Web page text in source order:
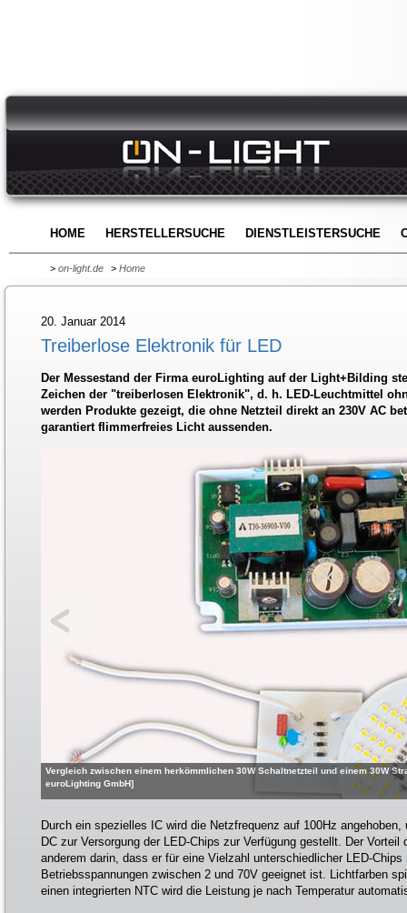
HOME HERSTELLERSUCHE DIENSTLEISTERSUCHE
> on-light.de > Home
20. Januar 2014
Treiberlose Elektronik für LED
Der Messestand der Firma euroLighting auf der Light+Bilding
Zeichen der "treiberlosen Elektronik", d. h. LED-Leuchtmittel
werden Produkte gezeigt, die ohne Netzteil direkt an 230V AC
garantiert flimmerfreies Licht aussenden.
Vergleich zwischen einem herkömmlichen 30W Schaltnetzteil und einem 30W
euroLighting GmbH]
Durch ein spezielles IC wird die Netzfrequenz auf 100Hz
DC zur Versorgung der LED-Chips zur Verfügung gestellt. Der
anderem darin, dass er für eine Vielzahl unterschiedlicher LED-
Betriebsspannungen zwischen 2 und 70V geeignet ist. Lichtfarben
einen integrierten NTC wird die Leistung je nach Temperatur